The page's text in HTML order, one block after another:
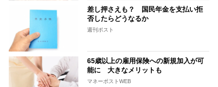
差し押さえも？ 国民年金を支払い拒
否したらどうなるか
週刊ポスト
65歳以上の雇用保険への新規加入が可
能に 大きなメリットも
マネーポストWEB